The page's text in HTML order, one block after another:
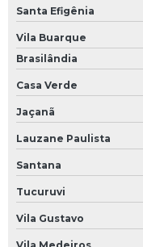
Reformas comerciais
Reformas de salas comerciais
Reformas para lojas
Serviço de colocação de piso
Santa Efigênia
Vila Buarque
Brasilândia
Casa Verde
Jaçanã
Lauzane Paulista
Santana
Tucuruvi
Vila Gustavo